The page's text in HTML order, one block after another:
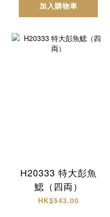
加入購物車
H20333 特大彭魚
鰓（四両）
HK$543.00